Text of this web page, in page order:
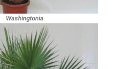
Washingtonia